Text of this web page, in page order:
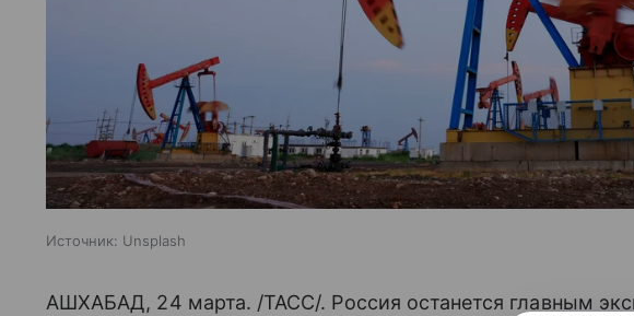
Источник: Unsplash
АШХАБАД, 24 марта. /ТАСС/. Россия останется главным